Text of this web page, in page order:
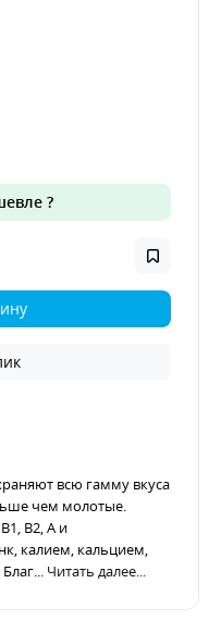
?
всю гамму вкуса
чем молотые.
B2, A и
калием, кальцием,
Читать далее...